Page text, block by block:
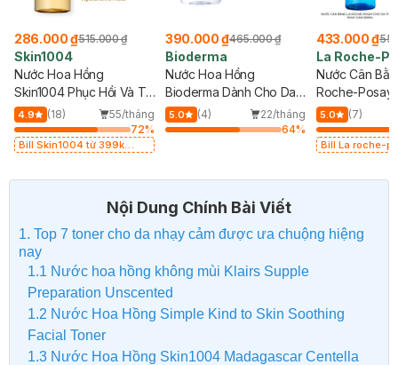
₫515.000 ₫
Hoa Hồng
Phục Hồi Và Tái
Da 210ml
(18)
55/tháng
72%
Bill Skin1004 từ 399k
390.000 ₫465.000 ₫
Bioderma
Nước Hoa Hồng
Bioderma Dành Cho Da
Nhạy Cảm 250ml
5.0 (4)
22/tháng
64%
433.000 ₫
La Roche-
Nước Cân Bằng
Roche-Posay
Thường, Nhạy
200ml
5.0 (7)
Bill La roche-
Nội Dung Chính Bài Viết
1. Top 7 toner cho da nhạy cảm được ưa chuộng hiệng
nay
1.1 Nước hoa hồng không mùi Klairs Supple
Preparation Unscented
1.2 Nước Hoa Hồng Simple Kind to Skin Soothing
Facial Toner
1.3 Nước Hoa Hồng Skin1004 Madagascar Centella